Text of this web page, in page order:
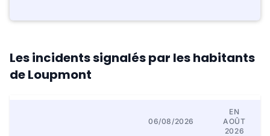
Les incidents signalés par les habitants
de Loupmont
06/08/2026
EN
AOÛT
2026